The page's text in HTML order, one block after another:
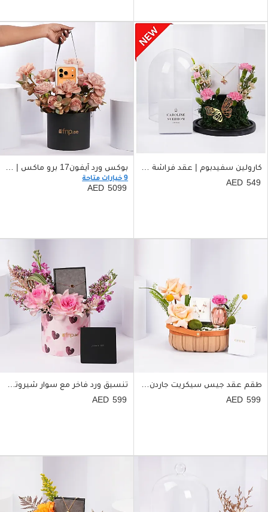
كارولين سفيدبوم | عقد فراشة بكريستال سواروفسكي مع ورد
549
بوكس ورد آيفون17 برو ماكس | اصدار الشرق الأوسط
9 خيارات متاحة
5099
طقم عقد جيس سيكريت جاردن وعطر مع ورد للنساء
599
تنسيق ورد فاخر مع سوار شيروتي 1881 للنساء
599